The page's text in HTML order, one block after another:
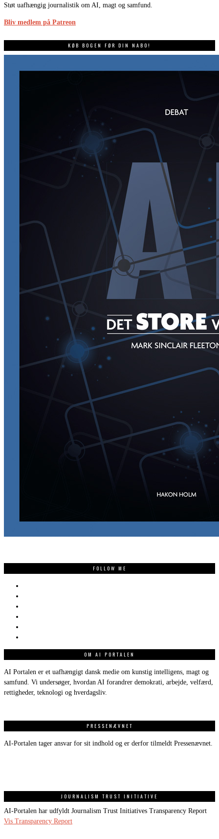
Støt uafhængig journalistik om AI, magt og samfund.
Bliv medlem på Patreon
KØB BOGEN FØR DIN NABO!
FOLLOW ME
OM AI PORTALEN
AI Portalen er et uafhængigt dansk medie om kunstig intelligens, magt og
samfund. Vi undersøger, hvordan AI forandrer demokrati, arbejde, velfærd,
rettigheder, teknologi og hverdagsliv.
PRESSENÆVNET
AI-Portalen tager ansvar for sit indhold og er derfor tilmeldt Pressenævnet.
JOURNALISM TRUST INITIATIVE
AI-Portalen har udfyldt Journalism Trust Initiatives Transparency Report
Vis Transparency Report